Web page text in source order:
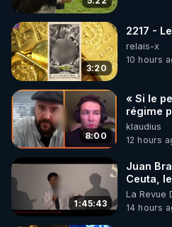
code : REGENERE10
▶ 30 jours gratuit sur
de bien-être ENVOL :
Rendez-vous sur https://
le code : REGENERE
3:20
2217 -
relais-x
10 hours
8:00
« Si le
régime
»
klaudius
12 hours
1:45:43
Juan
Ceuta,
pouvoir
La Revue
14 hours